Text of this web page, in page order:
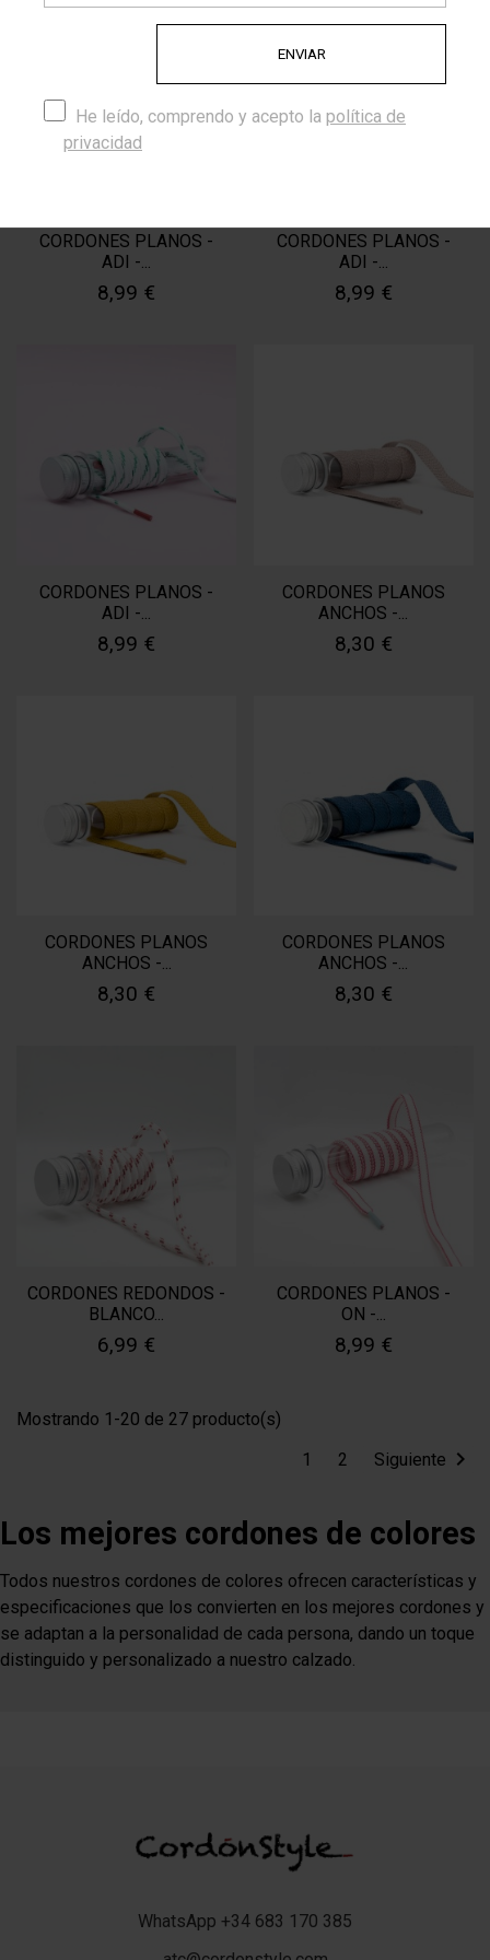
CORDONES PLANOS -
ADI -...
8,99 €
CORDONES PLANOS -
ADI -...
8,99 €
CORDONES PLANOS -
ADI -...
8,99 €
CORDONES PLANOS
ANCHOS -...
8,30 €
CORDONES PLANOS
ANCHOS -...
8,30 €
CORDONES PLANOS
ANCHOS -...
8,30 €
CORDONES REDONDOS -
BLANCO...
6,99 €
CORDONES PLANOS -
ON -...
8,99 €
Mostrando 1-20 de 27 producto(s)
1
2 Siguiente 
Los mejores cordones de colores
Todos nuestros cordones de colores ofrecen características y
especificaciones que los convierten en los mejores cordones y
se adaptan a la personalidad de cada persona, dando un toque
distinguido y personalizado a nuestro calzado.
WhatsApp +34 683 170 385
He leído, comprendo y acepto la política de
privacidad